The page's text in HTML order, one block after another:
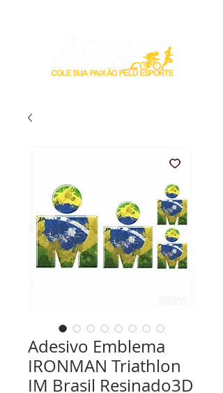
Adesivo Emblema
IRONMAN Triathlon
IM Brasil Resinado3D